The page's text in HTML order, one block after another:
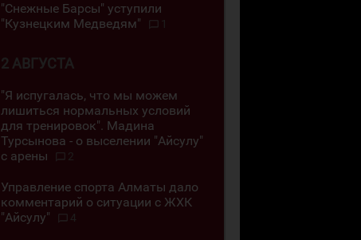
"Снежные Барсы" уступили
"Кузнецким Медведям"
1
2 АВГУСТА
"Я испугалась, что мы можем
лишиться нормальных условий
для тренировок". Мадина
Турсынова - о выселении "Айсулу"
с арены
2
Управление спорта Алматы дало
комментарий о ситуации с ЖХК
"Айсулу"
4